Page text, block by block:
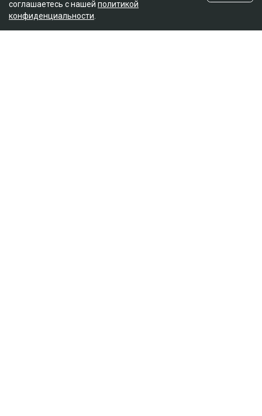
соглашаетесь с нашей политикой
конфиденциальности